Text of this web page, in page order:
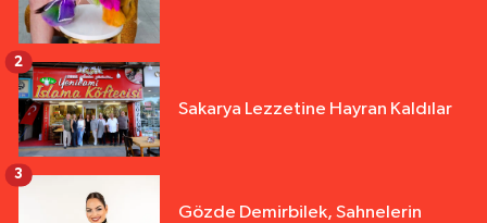
Sakarya Lezzetine Hayran Kaldılar
2
Gözde Demirbilek, Sahnelerin
3